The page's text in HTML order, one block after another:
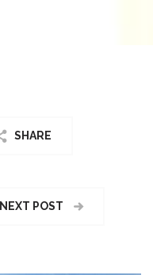
SHARE
NEXT POST